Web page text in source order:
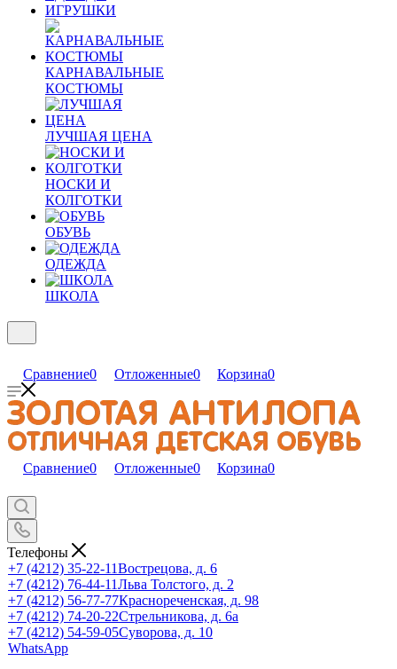
ИГРУШКИ
КАРНАВАЛЬНЫЕ
КОСТЮМЫ
ЛУЧШАЯ ЦЕНА
НОСКИ И
КОЛГОТКИ
ОБУВЬ
ОДЕЖДА
ШКОЛА
Сравнение0 Отложенные0 Корзина0
Сравнение0 Отложенные0 Корзина0
Телефоны
+7 (4212) 35-22-11Вострецова, д. 6
+7 (4212) 76-44-11Льва Толстого, д. 2
+7 (4212) 56-77-77Краснореченская, д. 98
+7 (4212) 74-20-22Стрельникова, д. 6а
+7 (4212) 54-59-05Суворова, д. 10
WhatsApp